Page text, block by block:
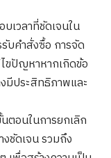
เวลาที่ชัดเจนใน
บคำสั่งซื้อ การจัด
ขปัญหาหากเกิดข้อ
มีประสิทธิภาพและ
ตอนในการยกเลิก
ชัดเจน รวมถึง